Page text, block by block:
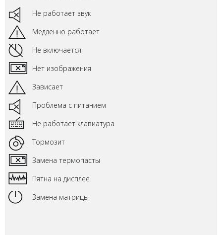
Не работает звук
Медленно работает
Не включается
Нет изображения
Зависает
Проблема с питанием
Не работает клавиатура
Тормозит
Замена термопасты
Пятна на дисплее
Замена матрицы